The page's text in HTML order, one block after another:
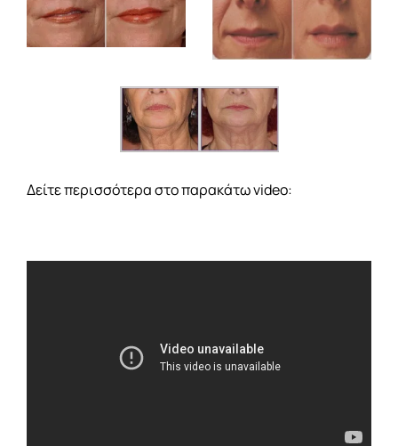
Δείτε περισσότερα στο παρακάτω video: